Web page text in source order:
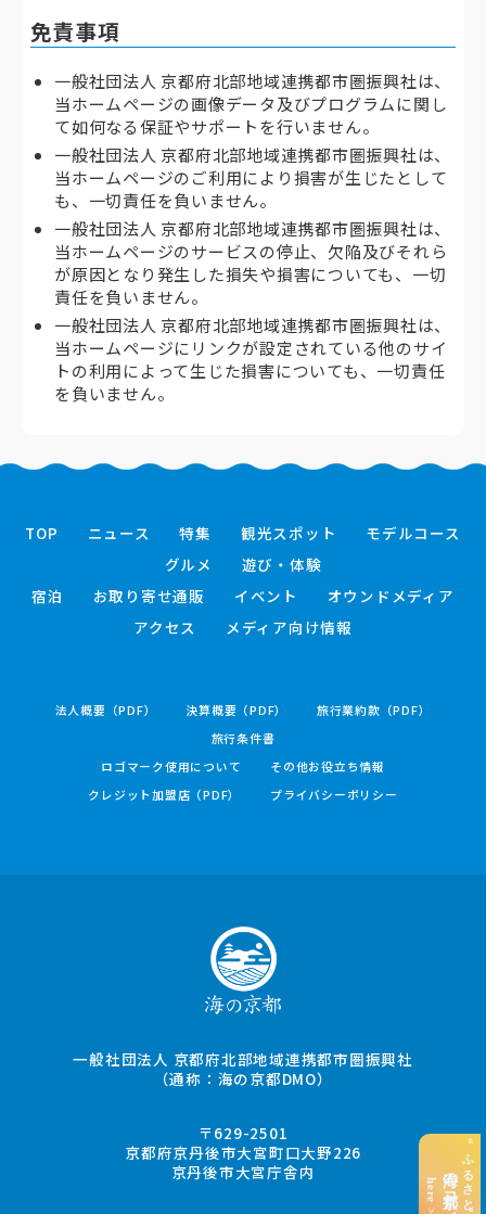
here >>
免責事項
一般社団法人 京都府北部地域連携都市圏振興社は、
当ホームページの画像データ及びプログラムに関し
て如何なる保証やサポートを行いません。
一般社団法人 京都府北部地域連携都市圏振興社は、
当ホームページのご利用により損害が生じたとして
も、一切責任を負いません。
一般社団法人 京都府北部地域連携都市圏振興社は、
当ホームページのサービスの停止、欠陥及びそれら
が原因となり発生した損失や損害についても、一切
責任を負いません。
一般社団法人 京都府北部地域連携都市圏振興社は、
当ホームページにリンクが設定されている他のサイ
トの利用によって生じた損害についても、一切責任
を負いません。
TOP ニュース 特集 観光スポット
モデルコース
グルメ
遊び・体験
宿泊
お取り寄せ通販 イベント
オウンドメディア
アクセス
メディア向け情報
法人概要（PDF） 決算概要（PDF）
旅行業約款（PDF）
旅行条件書
ロゴマーク使用について
その他お役立ち情報
クレジット加盟店（PDF）
プライバシーポリシー
一般社団法人 京都府北部地域連携都市圏振興社
（通称：海の京都DMO）
〒629-2501
京都府京丹後市大宮町口大野226
京丹後市大宮庁舎内